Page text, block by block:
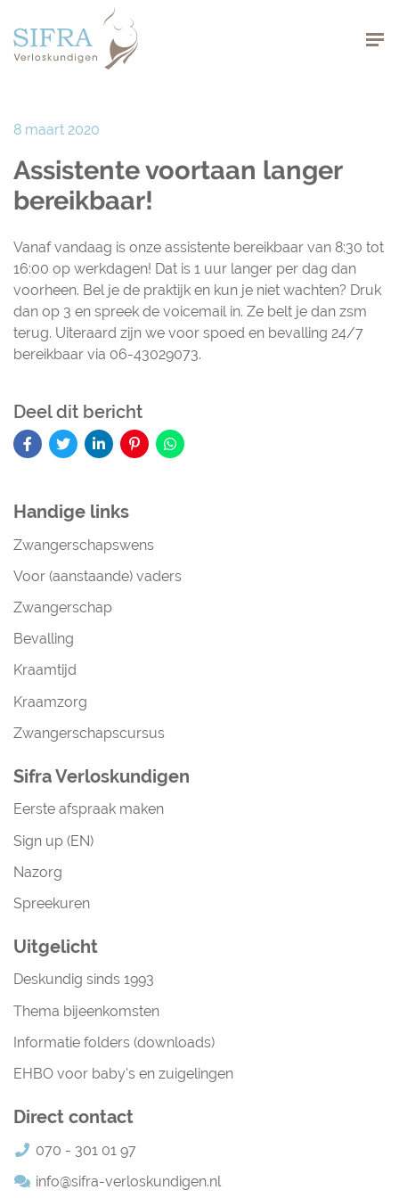
8 maart 2020
Assistente voortaan langer
bereikbaar!
Vanaf vandaag is onze assistente bereikbaar van 8:30 tot
16:00 op werkdagen! Dat is 1 uur langer per dag dan
voorheen. Bel je de praktijk en kun je niet wachten? Druk
dan op 3 en spreek de voicemail in. Ze belt je dan zsm
terug. Uiteraard zijn we voor spoed en bevalling 24/7
bereikbaar via 06-43029073.
Deel dit bericht
Handige links
Zwangerschapswens
Voor (aanstaande) vaders
Zwangerschap
Bevalling
Kraamtijd
Kraamzorg
Zwangerschapscursus
Sifra Verloskundigen
Eerste afspraak maken
Sign up (EN)
Nazorg
Spreekuren
Uitgelicht
Deskundig sinds 1993
Thema bijeenkomsten
Informatie folders (downloads)
EHBO voor baby's en zuigelingen
Direct contact
070 - 301 01 97
info@sifra-verloskundigen.nl